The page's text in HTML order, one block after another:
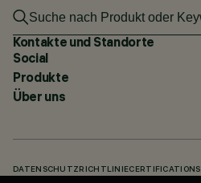
Kontakte und Standorte
Social
Produkte
Über uns
DATENSCHUTZRICHTLINIECERTIFICATIONS